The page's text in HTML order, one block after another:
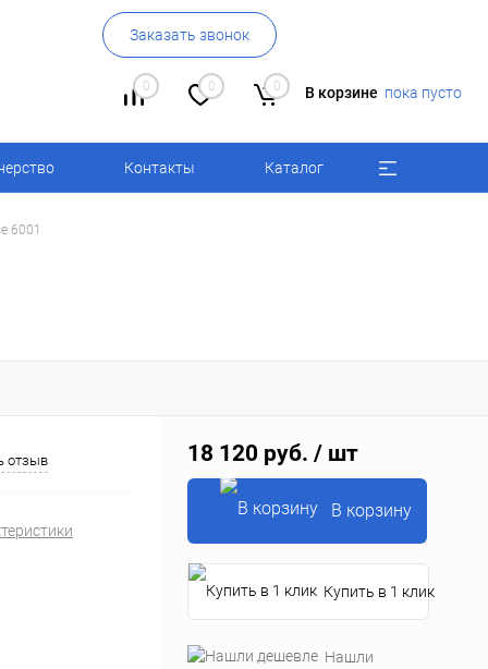
Заказать звонок
0 0 0 В корзине пока пусто
Контакты Каталог
6001
отзыв 18 120 руб. / шт
В корзину
Купить в 1 клик
Нашли